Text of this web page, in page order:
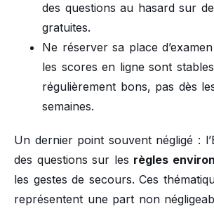
des questions au hasard sur
gratuites.
Ne réserver sa place
les scores en ligne sont
régulièrement bons, pas dès
semaines.
Un dernier point souvent négligé :
des questions sur les règles
les gestes de secours. Ces
représentent une part non